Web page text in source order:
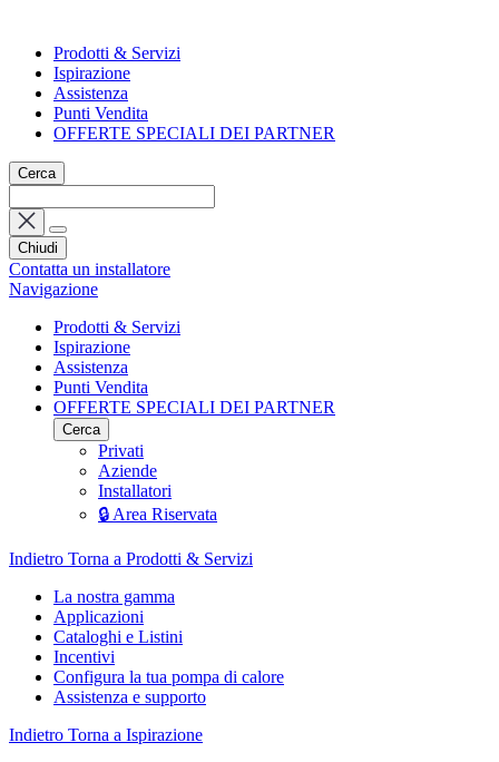
Prodotti & Servizi
Ispirazione
Assistenza
Punti Vendita
OFFERTE SPECIALI DEI PARTNER
Cerca
Chiudi
Contatta un installatore
Navigazione
Prodotti & Servizi
Ispirazione
Assistenza
Punti Vendita
OFFERTE SPECIALI DEI PARTNER
Cerca
Privati
Aziende
Installatori
🔒 Area Riservata
Indietro Torna a Prodotti & Servizi
La nostra gamma
Applicazioni
Cataloghi e Listini
Incentivi
Configura la tua pompa di calore
Assistenza e supporto
Indietro Torna a Ispirazione